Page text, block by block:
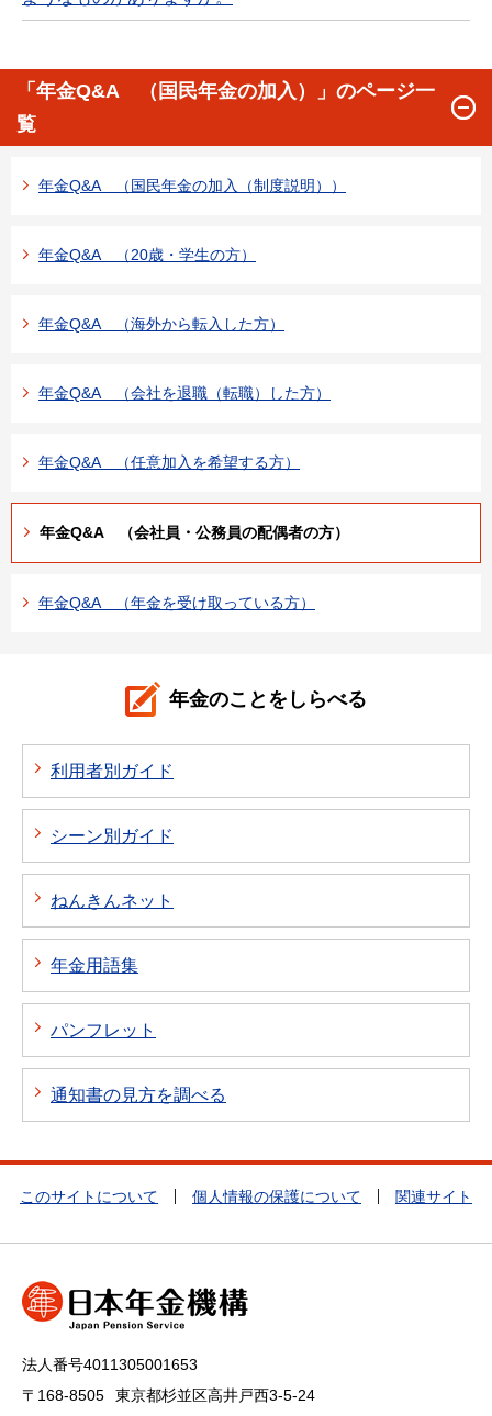
「年金Q&A （国民年金の加入）」のページ一
覧
年金Q&A （国民年金の加入（制度説明））
年金Q&A （20歳・学生の方）
年金Q&A （海外から転入した方）
年金Q&A （会社を退職（転職）した方）
年金Q&A （任意加入を希望する方）
年金Q&A （会社員・公務員の配偶者の方）
年金Q&A （年金を受け取っている方）
年金のことをしらべる
利用者別ガイド
シーン別ガイド
ねんきんネット
年金用語集
パンフレット
通知書の見方を調べる
このサイトについて 個人情報の保護について 関連サイト
法人番号4011305001653
〒168-8505
東京都杉並区高井戸西3-5-24